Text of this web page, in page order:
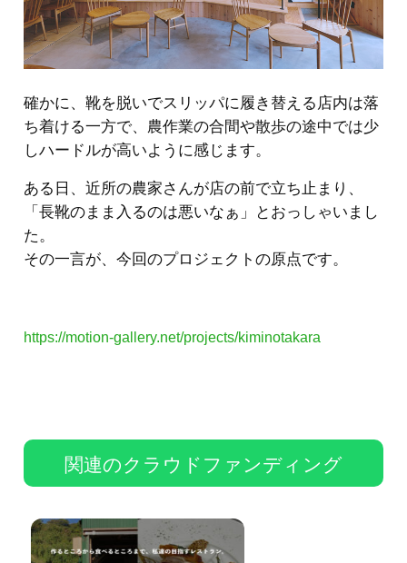
確かに、靴を脱いでスリッパに履き替える店内は落
ち着ける一方で、農作業の合間や散歩の途中では少
しハードルが高いように感じます。
ある日、近所の農家さんが店の前で立ち止まり、
「長靴のまま入るのは悪いなぁ」とおっしゃいまし
た。
その一言が、今回のプロジェクトの原点です。
https://motion-gallery.net/projects/kiminotakara
関連のクラウドファンディング